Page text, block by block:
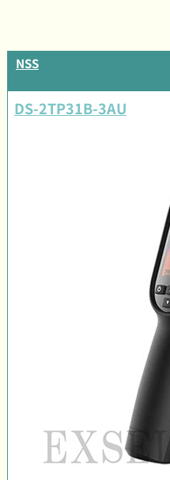
NSS
DS-2TP31B-3AU